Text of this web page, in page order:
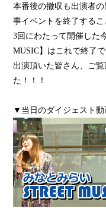
本番後の撤収も出演者
事イベントを終了するこ
3回にわたって開催した
MUSIC】はこれで終了で
出演頂いた皆さん、ご
た！！！
▼当日のダイジェスト動